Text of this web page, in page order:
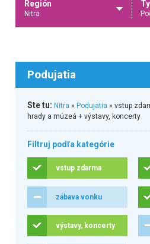
Región
Nitra
Podujatia
Ste tu: Nitra » Podujatia » vstup
hrady a múzeá + výstavy, koncerty
Filtruj podľa kategórie
vstup zdarma
zábava vonku
výstavy, koncerty